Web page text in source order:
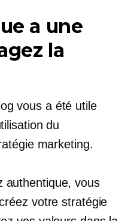
a une
la
vous a été utile
du
marketing.
authentique, vous
votre stratégie